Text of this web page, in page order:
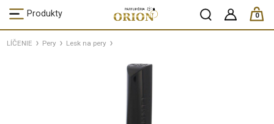
Produkty 0
ks /
LÍČENIE Pery Lesk na pery